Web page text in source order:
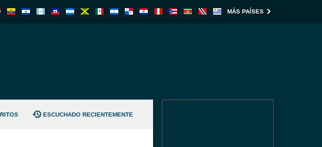
MÁS PAÍSES
ESCUCHADO RECIENTEMENTE